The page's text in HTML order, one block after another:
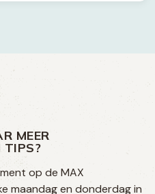
MEER
TIPS?
op de MAX
maandag en donderdag in